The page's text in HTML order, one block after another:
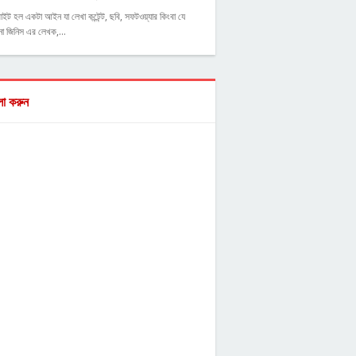
হল একটা আইন যা লেখা কন্টেন্ট, ছবি, সফটওয়্যার কিংবা যে
জিনিস এর লেখক,…
করুন